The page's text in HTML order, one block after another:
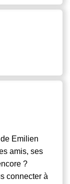
de Emilien
amis, ses
?
connecter à